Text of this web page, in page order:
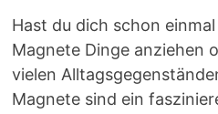
Hast du dich schon
Magnete Dinge anziehen
vielen
Magnete sind ein